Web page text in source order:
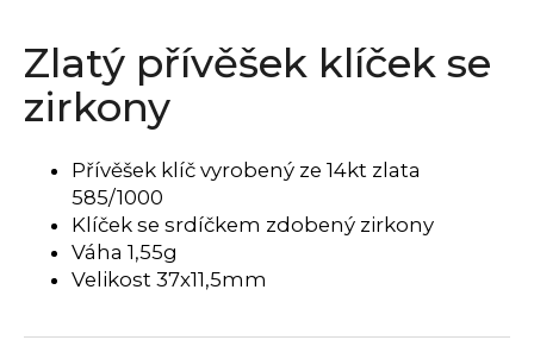
Zlatý přívěšek klíček se
zirkony
Přívěšek klíč vyrobený ze 14kt zlata
585/1000
Klíček se srdíčkem zdobený zirkony
Váha 1,55g
Velikost 37x11,5mm
j
í
t
HLEDAT